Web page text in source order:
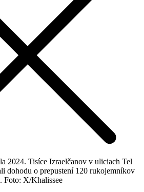
2024. Tisíce Izraelčanov v uliciach Tel
dohodu o prepustení 120 rukojemníkov
Foto: X/Khalissee